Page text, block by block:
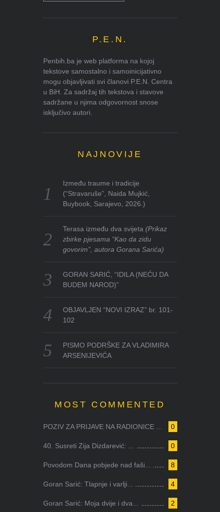
P.E.N.
Penbih.ba je web platforma na kojoj
tekstove samostalno i samoinicijativno
mogu objavljivati svi članovi P.E.N. Centra
u BiH. Za sadržaj tih tekstova i stavove
sadržane u njima odgovornost snose
isključivo autori.
NAJNOVIJE
Između traume i tradicije
(“Stravaruše”, Naida Mujkić,
Buybook, Sarajevo, 2026.)
Terasa između dva svijeta(Prikaz
zbirke pjesama “Kao da zidu
govorim”, autora Gorana Sarića)
GORAN SARIĆ, “IDILA (NEĆU DA
BUDEM NAROD)”
OBJAVLJEN “NOVI IZRAZ” br. 101-
102
PISMO PODRŠKE ZA VLADIMIRA
ARSENIJEVIĆA
MOST COMMENTED
0
POZIV ZA PRIJAVE NA RADIONICE ...
0
40. Susreti Zija Dizdarević: ...
8
Povodom Dana pobjede nad faši...
4
Goran Sarić: Tlapnje i varlji...
2
Goran Sarić: Moja dvije i dva...